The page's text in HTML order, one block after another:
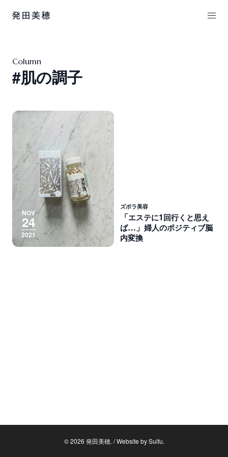
Column
#肌の調子
NOV
24
2021
ズボラ美容
「エステに1回行く と思え
ば…」 婦人のポジティブ脳
内変換
© 2026 発田美穂. / Website bySuifu.